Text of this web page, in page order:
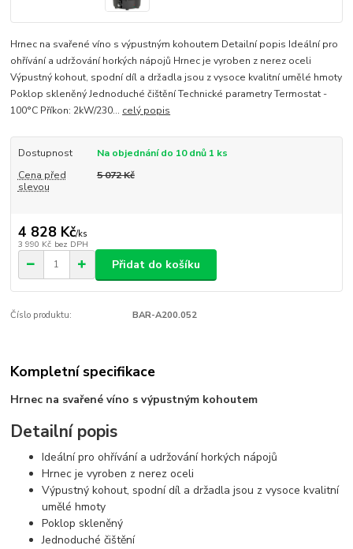
Hrnec na svařené víno s výpustným kohoutem Detailní popis Ideální pro
ohřívání a udržování horkých nápojů Hrnec je vyroben z nerez oceli
Výpustný kohout, spodní díl a držadla jsou z vysoce kvalitní umělé hmoty
Poklop skleněný Jednoduché čištění Technické parametry Termostat -
100°C Příkon: 2kW/230... celý popis
Dostupnost
Na objednání do 10 dnů 1 ks
Cena před
slevou
5 072 Kč
4 828 Kč/ks
3 990 Kč bez DPH
Přidat do košíku
Číslo produktu: BAR-A200.052
Kompletní specifikace
Hrnec na svařené víno s výpustným kohoutem
Detailní popis
Ideální pro ohřívání a udržování horkých nápojů
Hrnec je vyroben z nerez oceli
Výpustný kohout, spodní díl a držadla jsou z vysoce kvalitní
umělé hmoty
Poklop skleněný
Jednoduché čištění